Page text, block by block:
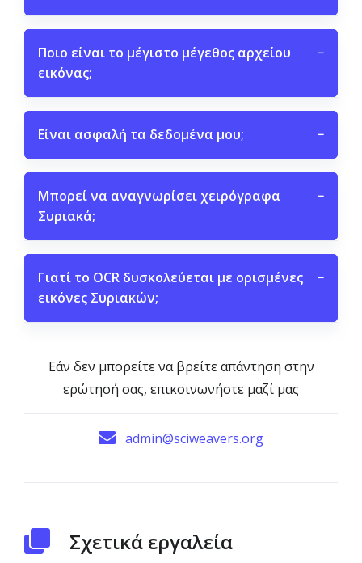
Ποιο είναι το μέγιστο μέγεθος αρχείου
εικόνας;
−
Είναι ασφαλή τα δεδομένα μου; −
Μπορεί να αναγνωρίσει χειρόγραφα
Συριακά;
−
Γιατί το OCR δυσκολεύεται με ορισμένες
εικόνες Συριακών;
−
Εάν δεν μπορείτε να βρείτε απάντηση στην
ερώτησή σας, επικοινωνήστε μαζί μας
admin@sciweavers.org
Σχετικά εργαλεία